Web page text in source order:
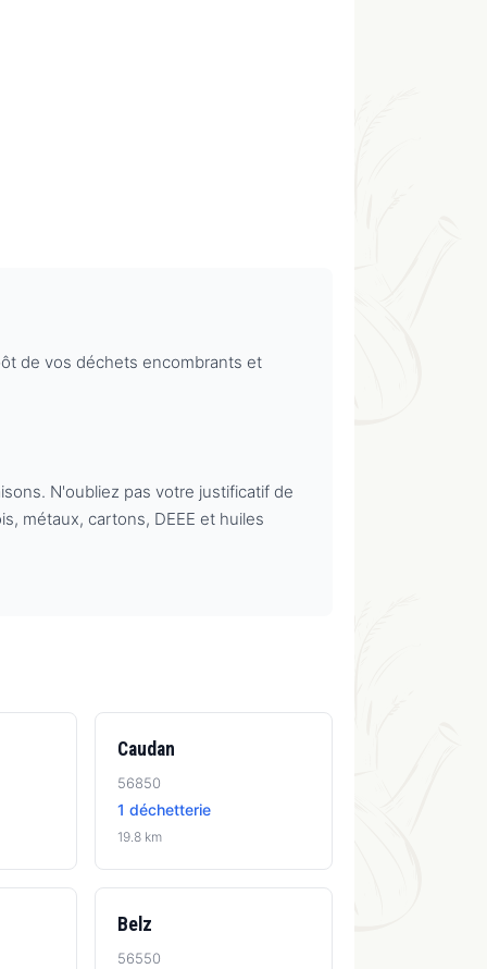
de vos déchets encombrants et
N'oubliez pas votre justificatif de
métaux, cartons, DEEE et huiles
Caudan
56850
1 déchetterie
19.8 km
Belz
56550